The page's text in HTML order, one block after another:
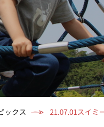
ックス 21.07.01スイミ